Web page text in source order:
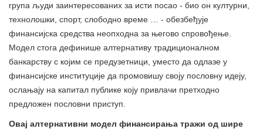
група људи заинтересованих за исти посао - био он културни,
технолошки, спорт, слободно време … - обезбеђује
финансијска средства неопходна за његово спровођење.
Модел стога дефинише алтернативу традиционалном
банкарству с којим се предузетници, уместо да одлазе у
финансијске институције да промовишу своју пословну идеју,
ослањају на капитал публике коју привлачи претходно
предложен пословни приступ.
Овај алтернативни модел финансирања тражи од шире